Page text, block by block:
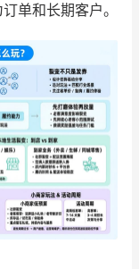
单和长期客户。